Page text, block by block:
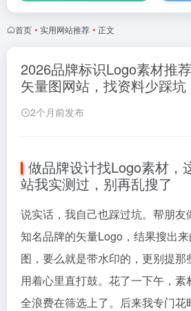
首页 • 实用网站推荐 • 正文
2026品牌标识Logo素材推
矢量图网站，找资料少踩坑
2个月前发布
做品牌设计找Logo素材，
站我实测过，别再乱搜了
说实话，我自己也踩过坑。帮朋友
知名品牌的矢量Logo，结果搜出
图，要么就是带水印的，更别提那
用着心里直打鼓。花了一下午，素
全浪费在筛选上了。后来我专门